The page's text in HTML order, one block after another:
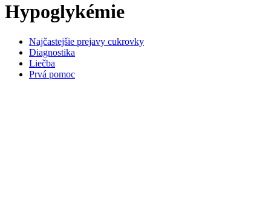
Hypoglykémie
Najčastejšie prejavy cukrovky
Diagnostika
Liečba
Prvá pomoc